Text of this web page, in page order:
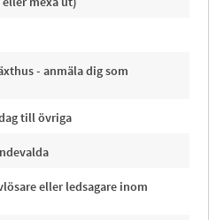
- anmäla dig som
till övriga
eller ledsagare inom